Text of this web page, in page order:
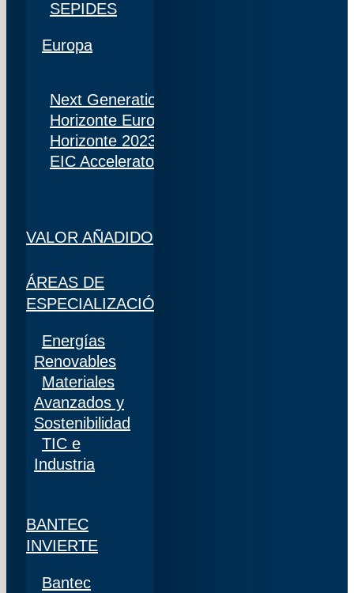
SEPIDES
Europa
Next Generation
Horizonte Europa
Horizonte 2023
EIC Accelerator
VALOR AÑADIDO
ÁREAS DE
ESPECIALIZACIÓN
Energías
Renovables
Materiales
Avanzados y
Sostenibilidad
TIC e
Industria
BANTEC
INVIERTE
Bantec